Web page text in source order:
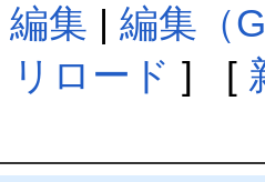
編集 | 編集（
リロード ] [